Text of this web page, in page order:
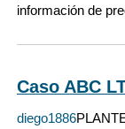
información de
Caso ABC
diego1886